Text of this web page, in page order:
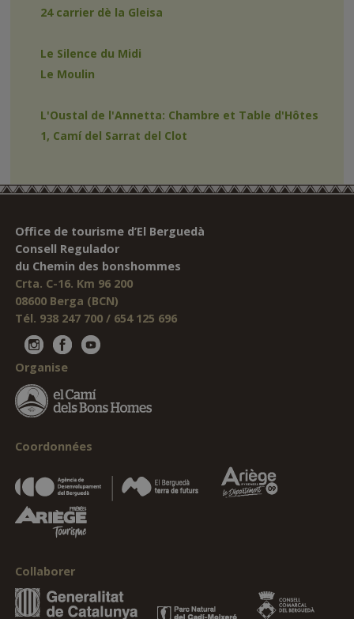
24 carrier dè la Gleisa
Le Silence du Midi
Le Moulin
L'Oustal de l'Annetta: Chambre et Table d'Hôtes
1, Camí del Sarrat del Clot
Office de tourisme d’El Berguedà
Consell Regulador
du Chemin des bonshommes
Crta. C-16. Km 96 200
08600 Berga (BCN)
Tél. 938 247 700 / 654 125 696
Organise
Coordonnées
Collaborer